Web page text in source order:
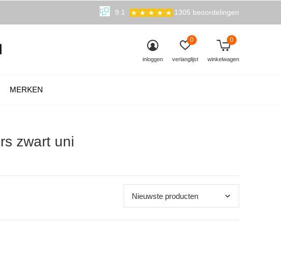
MERKEN
inloggen verlanglijst
0
winkelwagen
0
9.1 1305 beoordelingen
zwart uni